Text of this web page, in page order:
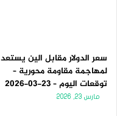
سعر الدولار مقابل الين يستعد
لمهاجمة مقاومة محورية –
توقعات اليوم – 23-03-2026
مارس 23, 2026